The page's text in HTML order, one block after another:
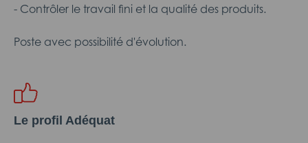
- Contrôler le travail fini et la qualité des produits.
Poste avec possibilité d'évolution.
Le profil Adéquat